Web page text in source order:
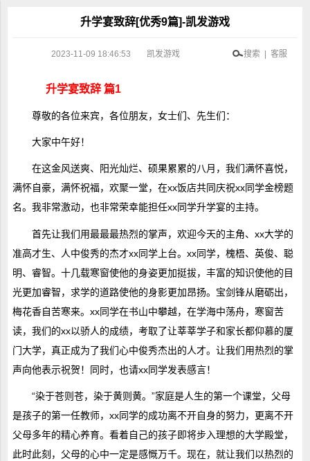
升学宴致辞[优秀9篇]-凯发游戏
2023-11-09 18:46:53 凯发游戏 搜索 | 客服
升学宴致辞 篇1
尊敬的各位来宾，各位朋友，女士们、先生们：
大家中午好！
在这金风送爽、阳光灿烂、硕果累累的八月，我们满怀喜悦，
满怀自豪，满怀祝福，欢聚一堂，在xx饭店共同庆祝xx同学金榜题
名。我非常激动，也非常荣幸能担任xx同学升学宴的主持。
首先让我们用最最最热烈的掌声，欢迎今天的主角、xx大学的
准高才生、人中俊秀的杰才xx同学上台。xx同学，槐梧、英俊、聪
明、睿智。十几载寒窗使他的身姿更加挺拔，丰富的知识使他的目
光更加睿智，求学的道路使他的身影更加昂扬。宝剑锋从磨砺出，
梅花香自苦寒来。xx同学在书山中攀越，在学海中荡舟，寒窗苦
读，我们的xx以骄人的成绩，考取了让莘莘学子和家长都仰慕的厦
门大学，真正成为了我们心中俊秀杰出的人才。让我们用热烈的掌
声向他表示祝贺！同时，也请xx同学发表感言！
“染于苍则苍，染于黄则黄。”家庭是人生的第一个课堂，父母
是孩子的第一任教师，xx同学的成功离不开自身的努力，更离不开
父母多年的精心养育。看着自己的孩子即将步入理想的大学殿堂，
此时此刻，父母的心中一定是感慨万千。现在，就让我们以热烈的